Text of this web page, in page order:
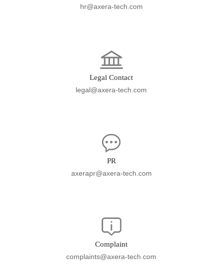
hr@axera-tech.com
Legal Contact
legal@axera-tech.com
PR
axerapr@axera-tech.com
Complaint
complaints@axera-tech.com